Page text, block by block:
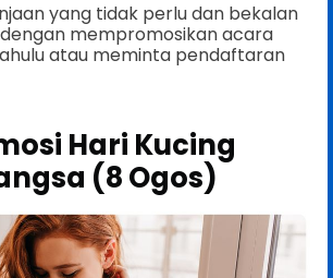
yang tidak perlu dan bekalan
mempromosikan acara
atau meminta pendaftaran
Hari Kucing
(8 Ogos)